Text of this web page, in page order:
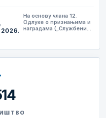
2026.
На основу члана 12.
Одлуке о признањима и
наградама („Службени…